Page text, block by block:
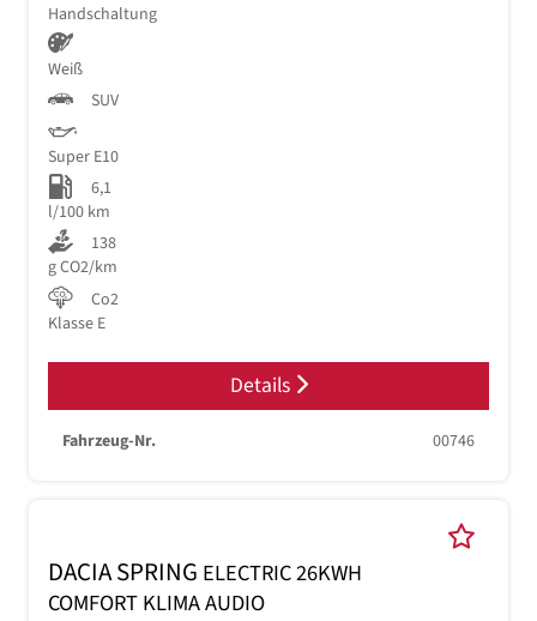
Handschaltung
Weiß
SUV
Super E10
6,1
l/100 km
138
g CO2/km
Co2
Klasse E
Details
Fahrzeug-Nr. 00746
DACIA SPRING ELECTRIC 26KWH
COMFORT KLIMA AUDIO